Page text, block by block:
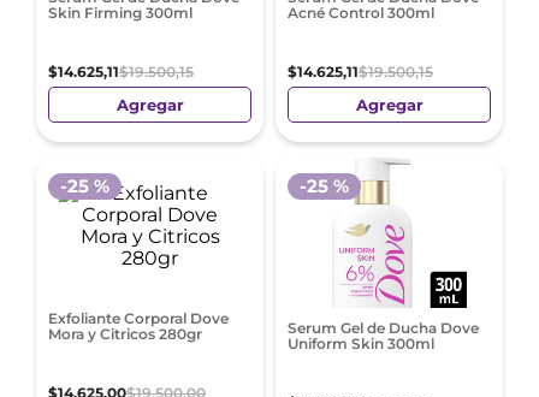
Skin Firming 300ml
$14.625,11$19.500,15
Agregar
Acné Control 300ml
$14.625,11$19.500,15
Agregar
Exfoliante Corporal Dove
Mora y Citricos 280gr
$14.625,00$19.500,00
-25 %
Serum Gel de Ducha Dove
Uniform Skin 300ml
-25 %